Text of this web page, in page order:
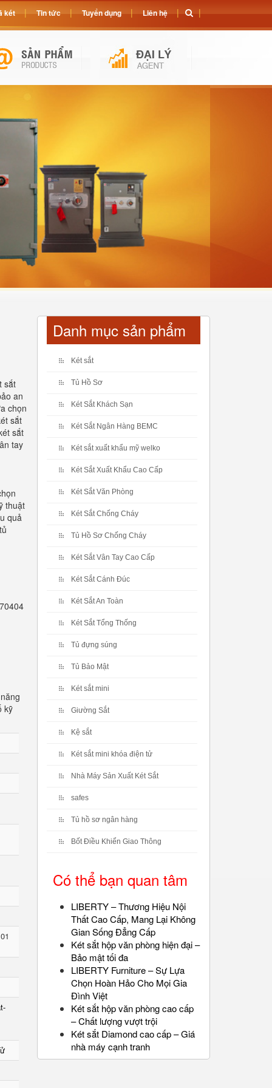
sắt
an
chọn
sắt
sắt
tay
thuật
quả
kỹ
Danh mục sản phẩm
Két sắt
Tủ Hồ Sơ
Két Sắt Khách Sạn
Két Sắt Ngân Hàng BEMC
Két sắt xuất khẩu mỹ welko
Két Sắt Xuất Khẩu Cao Cấp
Két Sắt Văn Phòng
Két Sắt Chống Cháy
Tủ Hồ Sơ Chống Cháy
Két Sắt Vân Tay Cao Cấp
Két Sắt Cánh Đúc
Két Sắt An Toàn
Két Sắt Tổng Thống
Tủ đựng súng
Tủ Bảo Mật
Két sắt mini
Giường Sắt
Kệ sắt
Két sắt mini khóa điện tử
Nhà Máy Sản Xuất Két Sắt
safes
Tủ hồ sơ ngân hàng
Bốt Điều Khiển Giao Thông
Có thể bạn quan tâm
LIBERTY – Thương Hiệu Nội
Thất Cao Cấp, Mang Lại Không
Gian Sống Đẳng Cấp
Két sắt hộp văn phòng hiện đại –
Bảo mật tối đa
LIBERTY Furniture – Sự Lựa
Chọn Hoàn Hảo Cho Mọi Gia
Đình Việt
Két sắt hộp văn phòng cao cấp
– Chất lượng vượt trội
Két sắt Diamond cao cấp – Giá
nhà máy cạnh tranh
két Tin tức Tuyển dụng Liên hệ